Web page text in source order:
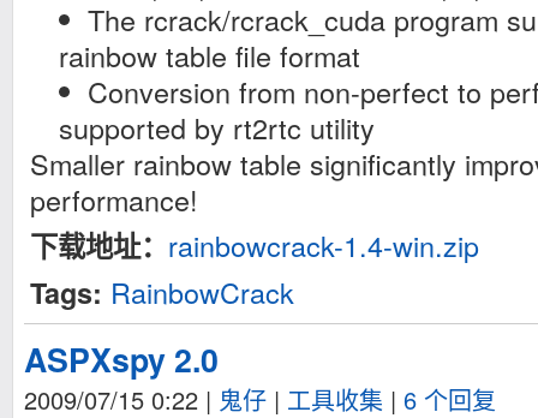
The rcrack/rcrack_cuda program
rainbow table file format
Conversion from non-perfect to
supported by rt2rtc utility
Smaller rainbow table significantly
performance!
下载地址： rainbowcrack-1.4-win.zip
Tags: RainbowCrack
ASPXspy 2.0
2009/07/15 0:22 | 鬼仔 | 工具收集 | 6 个回复